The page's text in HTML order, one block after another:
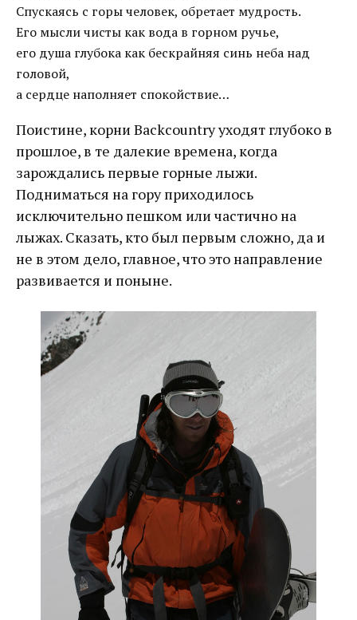
Спускаясь с горы человек, обретает мудрость.
Его мысли чисты как вода в горном ручье,
его душа глубока как бескрайняя синь неба над
головой,
а сердце наполняет спокойствие…
Поистине, корни Backcountry уходят глубоко в
прошлое, в те далекие времена, когда
зарождались первые горные лыжи.
Подниматься на гору приходилось
исключительно пешком или частично на
лыжах. Сказать, кто был первым сложно, да и
не в этом дело, главное, что это направление
развивается и поныне.